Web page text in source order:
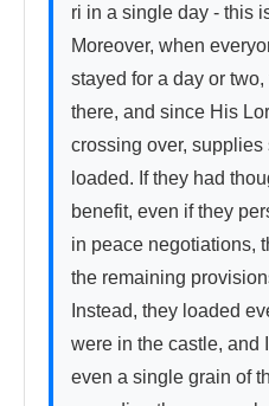
ri in a single day - this
Moreover, when
stayed for a day or
there, and since His
crossing over,
loaded. If they had
benefit, even if they
in peace negotiations,
the remaining
Instead, they loaded
were in the castle, and
even a single grain of